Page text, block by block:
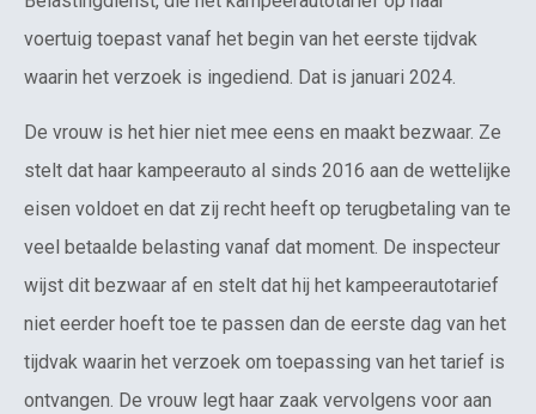
voertuig toepast vanaf het begin van het eerste tijdvak
waarin het verzoek is ingediend. Dat is januari 2024.
De vrouw is het hier niet mee eens en maakt bezwaar. Ze
stelt dat haar kampeerauto al sinds 2016 aan de wettelijke
eisen voldoet en dat zij recht heeft op terugbetaling van te
veel betaalde belasting vanaf dat moment. De inspecteur
wijst dit bezwaar af en stelt dat hij het kampeerautotarief
niet eerder hoeft toe te passen dan de eerste dag van het
tijdvak waarin het verzoek om toepassing van het tarief is
ontvangen. De vrouw legt haar zaak vervolgens voor aan